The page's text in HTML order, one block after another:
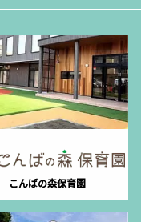
こんばの森保育園